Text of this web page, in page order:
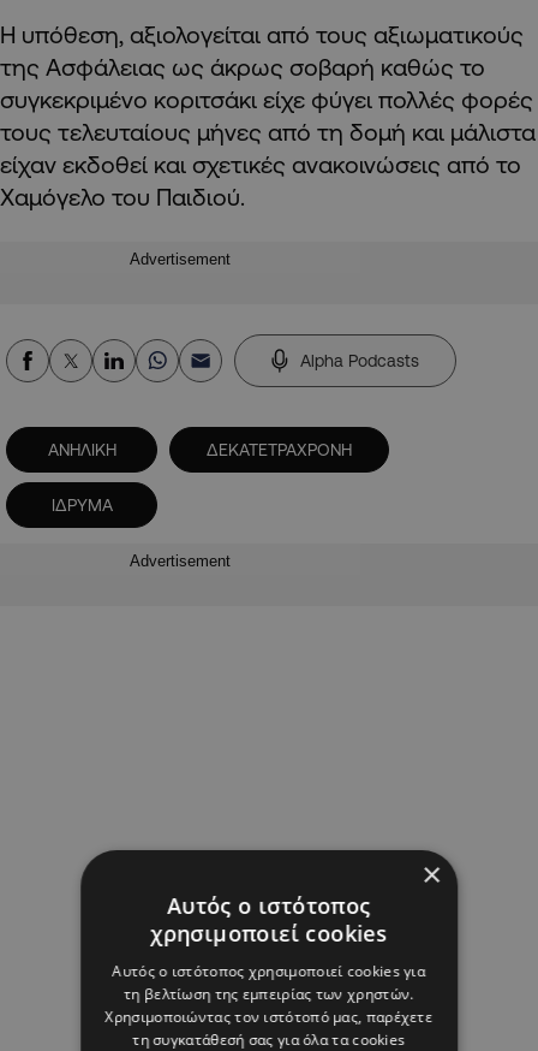
Η υπόθεση, αξιολογείται από τους αξιωματικούς
της Ασφάλειας ως άκρως σοβαρή καθώς το
συγκεκριμένο κοριτσάκι είχε φύγει πολλές φορές
τους τελευταίους μήνες από τη δομή και μάλιστα
είχαν εκδοθεί και σχετικές ανακοινώσεις από το
Χαμόγελο του Παιδιού.
Advertisement
Alpha Podcasts
ΑΝΗΛΙΚΗ ΔΕΚΑΤΕΤΡΑΧΡΟΝΗ
ΙΔΡΥΜΑ
Advertisement
×
Αυτός ο ιστότοπος
χρησιμοποιεί cookies
Αυτός ο ιστότοπος χρησιμοποιεί cookies για
τη βελτίωση της εμπειρίας των χρηστών.
Χρησιμοποιώντας τον ιστότοπό μας, παρέχετε
τη συγκατάθεσή σας για όλα τα cookies